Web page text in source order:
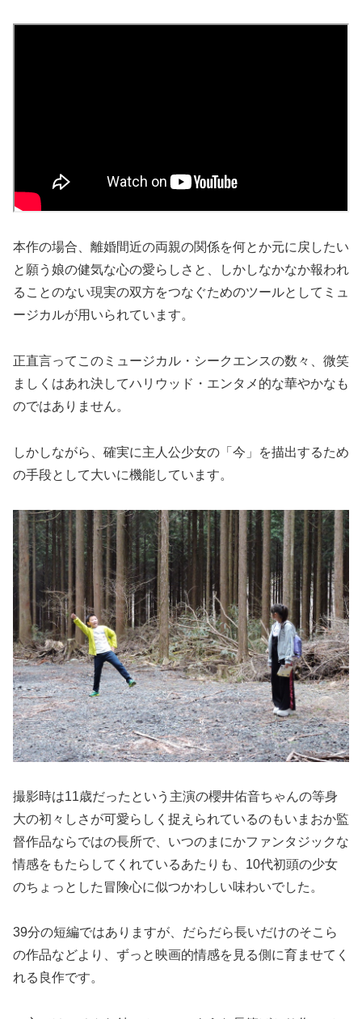
本作の場合、離婚間近の両親の関係を何とか元に戻したい
と願う娘の健気な心の愛らしさと、しかしなかなか報われ
ることのない現実の双方をつなぐためのツールとしてミュ
ージカルが用いられています。
正直言ってこのミュージカル・シークエンスの数々、微笑
ましくはあれ決してハリウッド・エンタメ的な華やかなも
のではありません。
しかしながら、確実に主人公少女の「今」を描出するため
の手段として大いに機能しています。
撮影時は11歳だったという主演の櫻井佑音ちゃんの等身
大の初々しさが可愛らしく捉えられているのもいまおか監
督作品ならではの長所で、いつのまにかファンタジックな
情感をもたらしてくれているあたりも、10代初頭の少女
のちょっとした冒険心に似つかわしい味わいでした。
39分の短編ではありますが、だらだら長いだけのそこら
の作品などより、ずっと映画的情感を見る側に育ませてく
れる良作です。